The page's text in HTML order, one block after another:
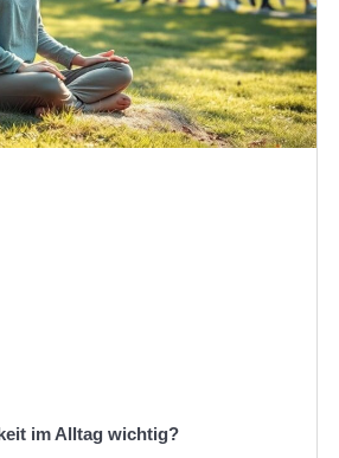
im Alltag wichtig?